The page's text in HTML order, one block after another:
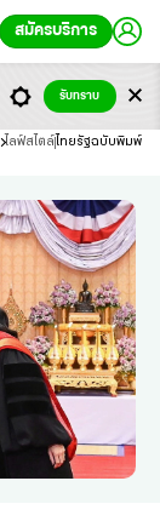
สมัครบริการ
ไลฟ์สไตล์ ไทยรัฐฉบับพิมพ์
รับทราบ